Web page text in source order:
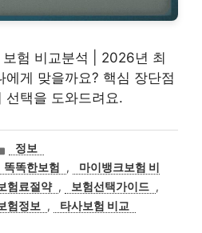
험 비교분석 | 2026년 최
게 맞을까요? 핵심 장단점
선택을 도와드려요.
카
테
고
리
정보
똑똑한보험 ,
마이뱅크보험 비
험료절약 , 보험선택가이드 ,
험정보 , 타사보험 비교